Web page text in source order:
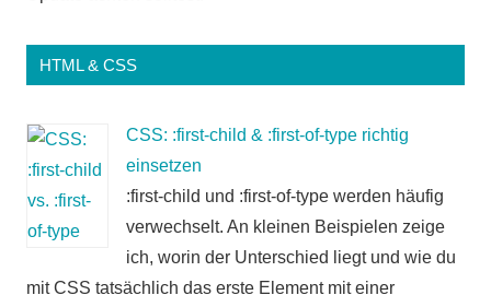
HTML & CSS
CSS: :first-child & :first-of-type richtig
einsetzen
:first-child und :first-of-type werden häufig
verwechselt. An kleinen Beispielen zeige
ich, worin der Unterschied liegt und wie du
mit CSS tatsächlich das erste Element mit einer